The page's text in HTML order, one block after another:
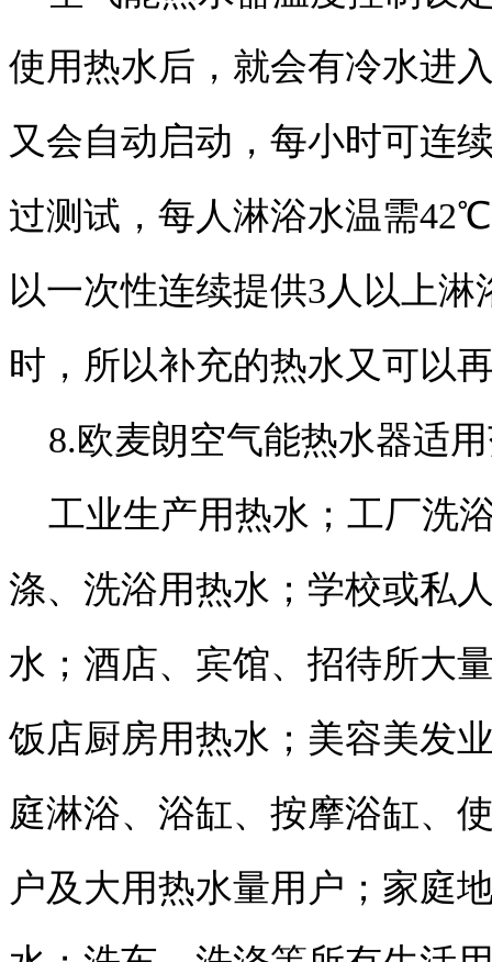
使用热水后，就会有冷水进
又会自动启动，每小时可连
过测试，每人淋浴水温需
以一次性连续提供3人以上
时，所以补充的热水又可以
8.欧麦朗空气能热水器适
工业生产用热水；工厂洗
涤、洗浴用热水；学校或私
水；酒店、宾馆、招待所大
饭店厨房用热水；美容美发
庭淋浴、浴缸、按摩浴缸、
户及大用热水量用户；家庭